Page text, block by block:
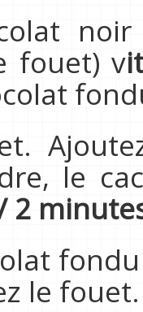
fouet) v
le
2
le fouet.